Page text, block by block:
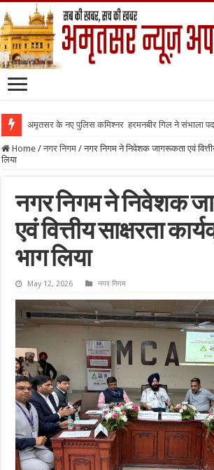
अमृतसर के नए पुलिस कमिश्नर हरमनबीर गिल ने संभाला
Home / नगर निगम / नगर निगम ने निवेशक जागरूकता एवं
लिया
नगर निगम ने निवेशक
एवं वित्तीय साक्षरता
भाग लिया
May 12, 2026 नगर निगम